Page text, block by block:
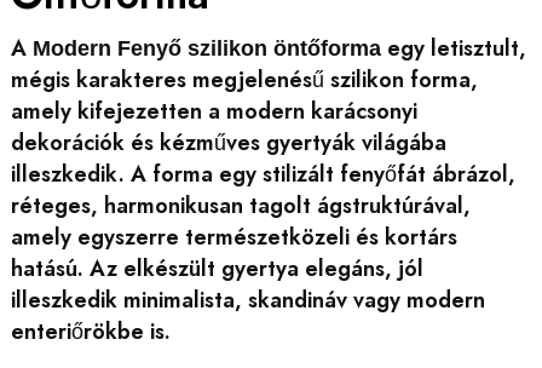
A Modern Fenyő szilikon öntőformaegy letisztult,
mégis karakteres megjelenésű szilikon forma,
amely kifejezetten a modern karácsonyi
dekorációk és kézműves gyertyák világába
illeszkedik. A forma egy stilizált fenyőfát ábrázol,
réteges, harmonikusan tagolt ágstruktúrával,
amely egyszerre természetközeli és kortárs
hatású. Az elkészült gyertya elegáns, jól
illeszkedik minimalista, skandináv vagy modern
enteriőrökbe is.